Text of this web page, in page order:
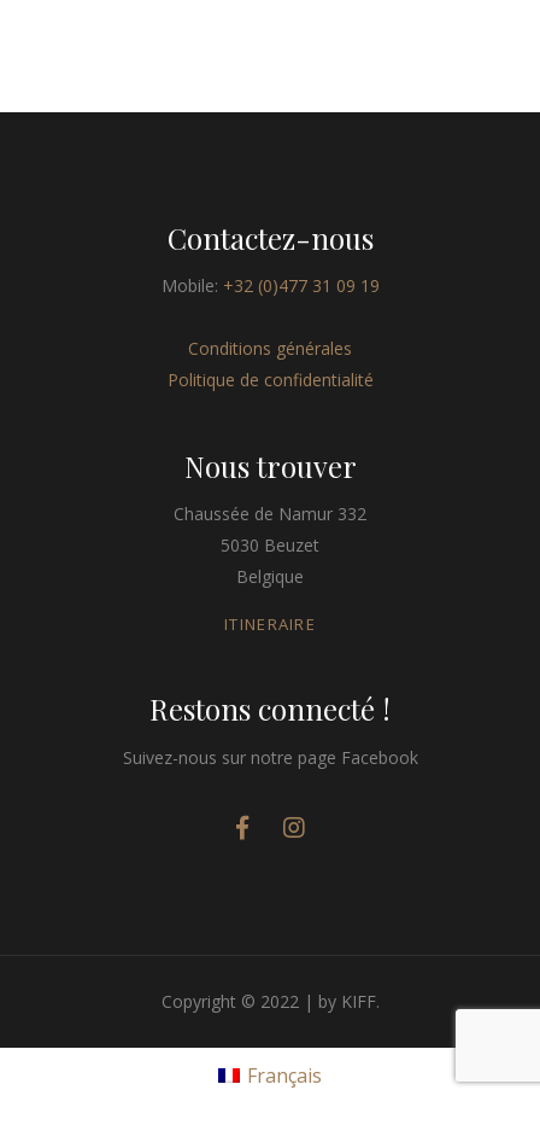
Contactez-nous
Mobile: +32 (0)477 31 09 19
Conditions générales
Politique de confidentialité
Nous trouver
Chaussée de Namur 332
5030 Beuzet
Belgique
ITINERAIRE
Restons connecté !
Suivez-nous sur notre page Facebook
Copyright © 2022 | by KIFF.
Français